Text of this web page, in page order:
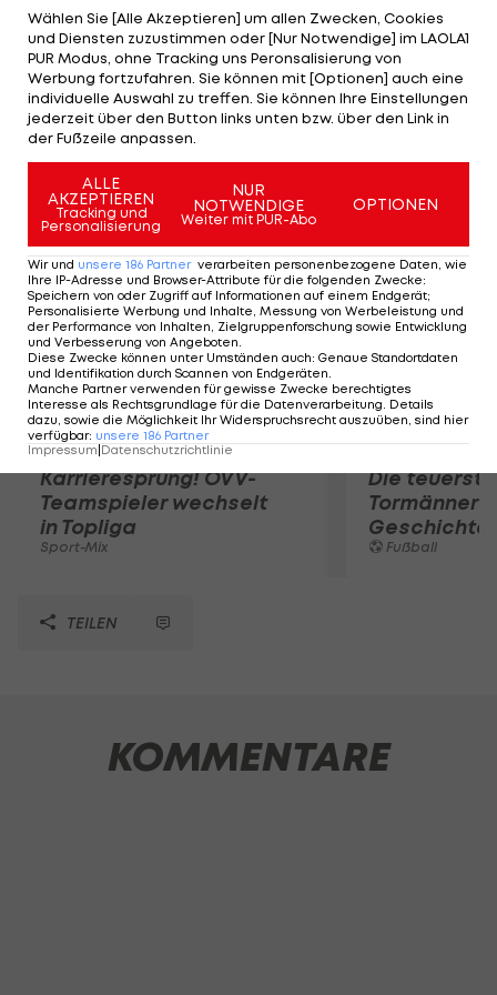
und Übergabe von Blutbeuteln während der Tour
de France 2005 nicht die Wahrheit gesagt zu
haben. Die Hauptbelastungszeugin Gerlinde
Mayer, Ehefrau von Ex-ÖSV-Coach Walter Mayer,
revidierte ihre Aussage und entlastete Totschnig
damit. Das Urteil ist noch nicht rechtskräftig.
Mehr zum Thema
Karrieresprung! ÖVV-
Teamspieler wechselt
in Topliga
Sport-Mix
Die
Tormänner
Geschichte
Fußball
TEILEN
KOMMENTARE
Wählen Sie [Alle Akzeptieren] um allen Zwecken, Cookies
und Diensten zuzustimmen oder [Nur Notwendige] im LAOLA1
PUR Modus, ohne Tracking uns Peronsalisierung von
Werbung fortzufahren. Sie können mit [Optionen] auch eine
individuelle Auswahl zu treffen. Sie können Ihre Einstellungen
jederzeit über den Button links unten bzw. über den Link in
der Fußzeile anpassen.
ALLE
AKZEPTIEREN
Tracking und
Personalisierung
NUR
NOTWENDIGE
Weiter mit PUR-Abo
OPTIONEN
Wir und unsere 186 Partner verarbeiten personenbezogene Daten, wie
Ihre IP-Adresse und Browser-Attribute für die folgenden Zwecke:
Speichern von oder Zugriff auf Informationen auf einem Endgerät;
Personalisierte Werbung und Inhalte, Messung von Werbeleistung und
der Performance von Inhalten, Zielgruppenforschung sowie Entwicklung
und Verbesserung von Angeboten.
Diese Zwecke können unter Umständen auch: Genaue Standortdaten
und Identifikation durch Scannen von Endgeräten.
Manche Partner verwenden für gewisse Zwecke berechtigtes
Interesse als Rechtsgrundlage für die Datenverarbeitung. Details
dazu, sowie die Möglichkeit Ihr Widerspruchsrecht auszuüben, sind hier
verfügbar: unsere 186 Partner
Impressum Datenschutzrichtlinie